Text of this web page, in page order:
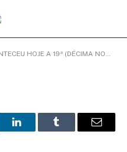
A 19ª (DÉCIMA NONA) SESSÃO ORDINÁRIA DO 3º PERÍODO LEGISLATIVO DA 20ª LEGISLATURA.
06-12 at 09.37.02
LinkedInTumblr Email